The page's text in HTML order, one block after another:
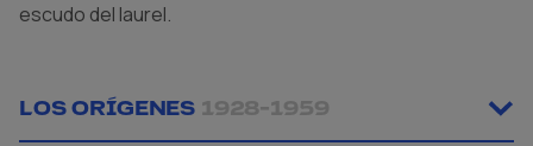
escudo del laurel.
LOS ORÍGENES 1928-1959